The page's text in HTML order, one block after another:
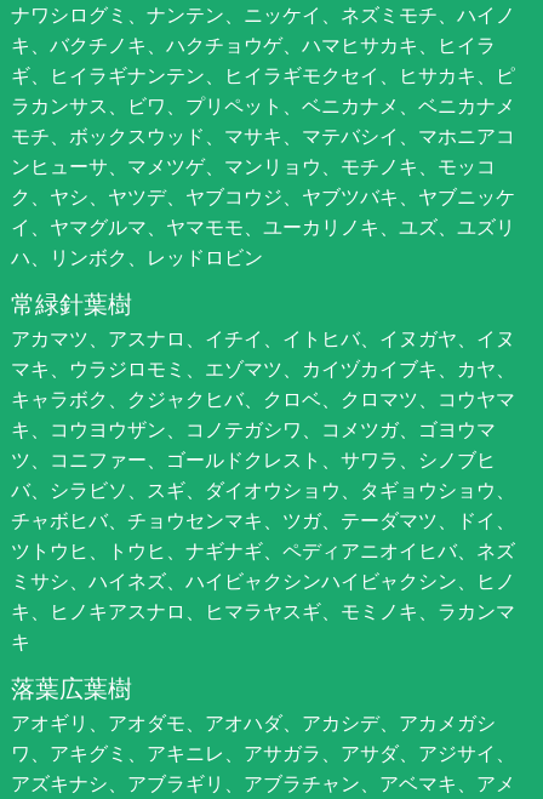
ナワシログミ、ナンテン、ニッケイ、ネズミモチ、ハイノ
キ、バクチノキ、ハクチョウゲ、ハマヒサカキ、ヒイラ
ギ、ヒイラギナンテン、ヒイラギモクセイ、ヒサカキ、ピ
ラカンサス、ビワ、プリペット、ベニカナメ、ベニカナメ
モチ、ボックスウッド、マサキ、マテバシイ、マホニアコ
ンヒューサ、マメツゲ、マンリョウ、モチノキ、モッコ
ク、ヤシ、ヤツデ、ヤブコウジ、ヤブツバキ、ヤブニッケ
イ、ヤマグルマ、ヤマモモ、ユーカリノキ、ユズ、ユズリ
ハ、リンボク、レッドロビン
常緑針葉樹
アカマツ、アスナロ、イチイ、イトヒバ、イヌガヤ、イヌ
マキ、ウラジロモミ、エゾマツ、カイヅカイブキ、カヤ、
キャラボク、クジャクヒバ、クロベ、クロマツ、コウヤマ
キ、コウヨウザン、コノテガシワ、コメツガ、ゴヨウマ
ツ、コニファー、ゴールドクレスト、サワラ、シノブヒ
バ、シラビソ、スギ、ダイオウショウ、タギョウショウ、
チャボヒバ、チョウセンマキ、ツガ、テーダマツ、ドイ、
ツトウヒ、トウヒ、ナギナギ、ペディアニオイヒバ、ネズ
ミサシ、ハイネズ、ハイビャクシンハイビャクシン、ヒノ
キ、ヒノキアスナロ、ヒマラヤスギ、モミノキ、ラカンマ
キ
落葉広葉樹
アオギリ、アオダモ、アオハダ、アカシデ、アカメガシ
ワ、アキグミ、アキニレ、アサガラ、アサダ、アジサイ、
アズキナシ、アブラギリ、アブラチャン、アベマキ、アメ